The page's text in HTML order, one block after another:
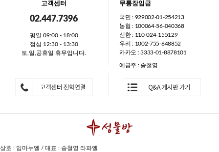
고객센터
02.447.7396
평일 09:00 - 18:00
점심 12:30 - 13:30
토,일,공휴일 휴무입니다.
무통장입금
국민 : 929002-01-254213
농협 : 100064-56-040368
신한 : 110-024-155129
우리 : 1002-755-648852
카카오 : 3333-01-8878101
예금주 : 송철영
상호 : 임마누엘 / 대표 : 송철영 라파엘